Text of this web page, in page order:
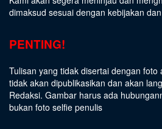
dimaksud sesuai dengan kebijakan
PENTING!
Tulisan yang tidak disertai dengan
tidak akan dipublikasikan dan akan
Redaksi. Gambar harus ada
bukan foto selfie penulis